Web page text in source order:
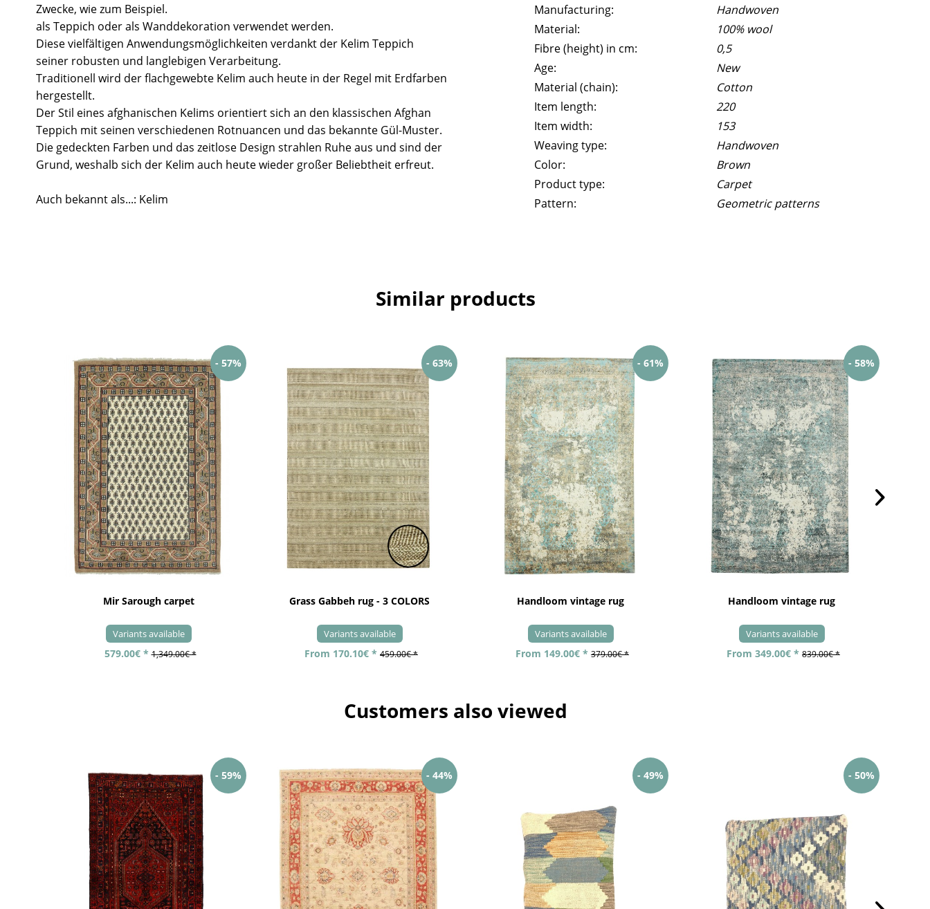
Zwecke, wie zum Beispiel.
als Teppich oder als Wanddekoration verwendet werden.
Diese vielfältigen Anwendungsmöglichkeiten verdankt der Kelim Teppich
seiner robusten und langlebigen Verarbeitung.
Traditionell wird der flachgewebte Kelim auch heute in der Regel mit Erdfarben
hergestellt.
Der Stil eines afghanischen Kelims orientiert sich an den klassischen Afghan
Teppich mit seinen verschiedenen Rotnuancen und das bekannte Gül-Muster.
Die gedeckten Farben und das zeitlose Design strahlen Ruhe aus und sind der
Grund, weshalb sich der Kelim auch heute wieder großer Beliebtheit erfreut.
Auch bekannt als...: Kelim
Manufacturing:
Handwoven
Material:
100% wool
Fibre (height) in cm:
0,5
Age:
New
Material (chain):
Cotton
Item length:
220
Item width:
153
Weaving type:
Handwoven
Color:
Brown
Product type:
Carpet
Pattern:
Geometric patterns
Similar products
- 57%
Mir Sarough carpet
Variants available
579.00€ * 1,349.00€ *
- 63%
Grass Gabbeh rug - 3 COLORS
Variants available
From 170.10€ * 459.00€ *
- 61%
Handloom vintage rug
Variants available
From 149.00€ * 379.00€ *
- 58%
Handloom vintage rug
Variants available
From 349.00€ * 839.00€ *
Customers also viewed
- 59% - 44% - 49% - 50%